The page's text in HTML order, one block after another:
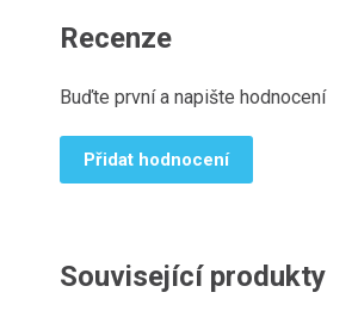
Recenze
Buďte první a napište hodnocení
Přidat hodnocení
Související produkty